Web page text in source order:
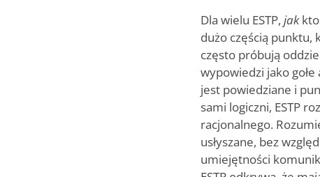
Dla wielu ESTP, jak
dużo częścią punktu,
często próbują
wypowiedzi jako
jest powiedziane i
sami logiczni, ESTP
racjonalnego.
usłyszane, bez
umiejętności